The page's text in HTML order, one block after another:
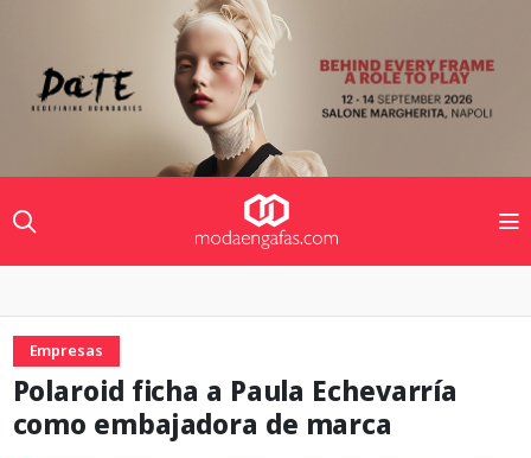
Empresas
Polaroid ficha a Paula Echevarría
como embajadora de marca